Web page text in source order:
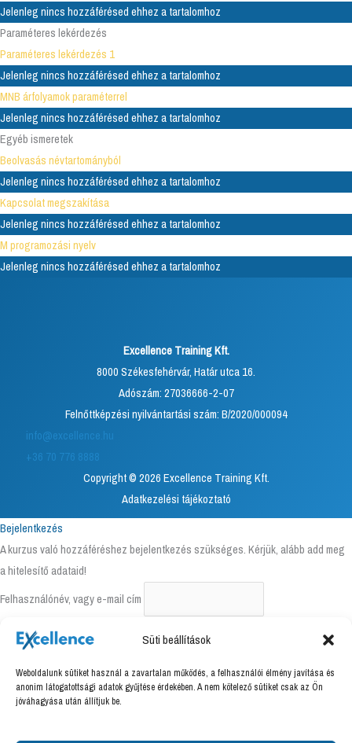
Süti beállítások
Weboldalunk sütiket használ a zavartalan működés, a felhasználói élmény javítása és
anonim látogatottsági adatok gyűjtése érdekében. A nem kötelező sütiket csak az Ön
jóváhagyása után állítjuk be.
Jelenleg nincs hozzáférésed ehhez a tartalomhoz
Paraméteres lekérdezés
Paraméteres lekérdezés 1
Jelenleg nincs hozzáférésed ehhez a tartalomhoz
MNB árfolyamok paraméterrel
Jelenleg nincs hozzáférésed ehhez a tartalomhoz
Egyéb ismeretek
Beolvasás névtartományból
Jelenleg nincs hozzáférésed ehhez a tartalomhoz
Kapcsolat megszakítása
Jelenleg nincs hozzáférésed ehhez a tartalomhoz
M programozási nyelv
Jelenleg nincs hozzáférésed ehhez a tartalomhoz
Excellence Training Kft.
8000 Székesfehérvár, Határ utca 16.
Adószám: 27036666-2-07
Felnőttképzési nyilvántartási szám: B/2020/000094
info@excellence.hu
+36 70 776 8888
Copyright © 2026 Excellence Training Kft.
Adatkezelési tájékoztató
Bejelentkezés
A kurzus való hozzáféréshez bejelentkezés szükséges. Kérjük, alább add meg
a hitelesítő adataid!
Felhasználónév, vagy e-mail cím
Jelszó
Emlékezzen rám